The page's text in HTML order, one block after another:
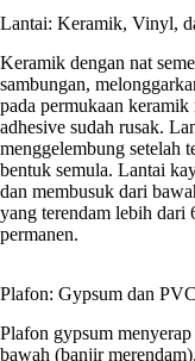
Lantai: Keramik, Vinyl,
Keramik dengan nat
sambungan,
pada permukaan
adhesive sudah rusak.
menggelembung setelah
bentuk semula. Lantai
dan membusuk dari
yang terendam lebih dari
permanen.
Plafon: Gypsum dan PVC
Plafon gypsum
bawah (banjir